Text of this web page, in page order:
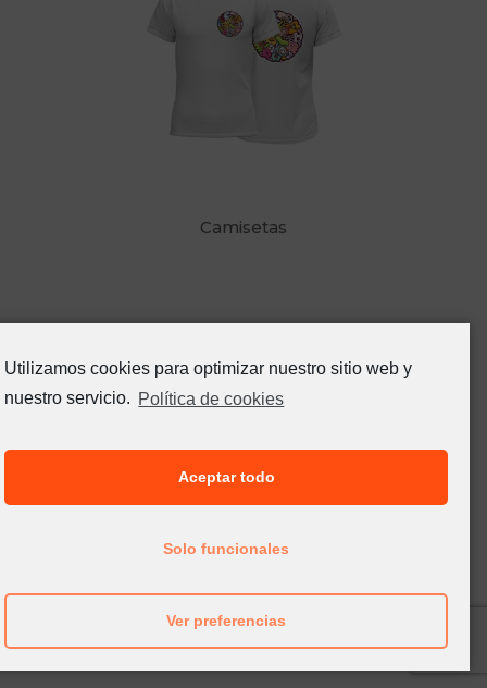
Camisetas
Utilizamos cookies para optimizar nuestro sitio web y
nuestro servicio. Política de cookies
Aceptar todo
Solo funcionales
Ver preferencias